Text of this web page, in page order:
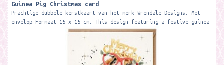
Guinea Pig Christmas card ​
Prachtige dubbele kerstkaart van het merk Wrendale Designs. Met
envelop Formaat 15 x 15 cm. This design featuring a festive guinea